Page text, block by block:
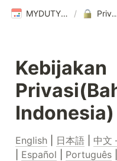
MYDUTY Help Center / Privacy
Kebijakan
Indonesia)
English 日本語 中文
Español Português